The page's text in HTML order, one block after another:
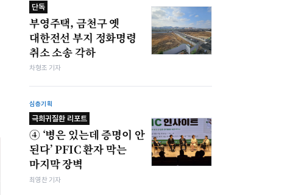
단독
부영주택, 금천구 옛
대한전선 부지 정화명령
취소 소송 각하
차형조 기자
심층기획
극희귀질환 리포트
④ ‘병은 있는데 증명이 안
된다’ PFIC 환자 막는
마지막 장벽
최영찬 기자